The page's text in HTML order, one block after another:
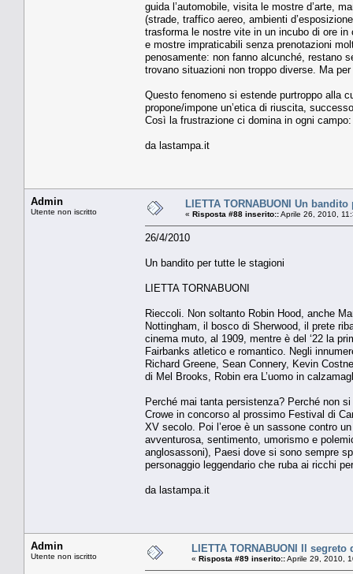
guida l’automobile, visita le mostre d’arte,
(strade, traffico aereo, ambienti
trasforma le nostre vite in un incubo di ore
e mostre impraticabili senza prenotazioni
penosamente: non fanno alcunché, restano
trovano situazioni non troppo diverse. Ma
Questo fenomeno si estende purtroppo alla
propone/impone un’etica di riuscita,
Così la frustrazione ci domina in ogni
da lastampa.it
Admin
Utente non iscritto
LIETTA TORNABUONI Un
« Risposta #88 inserito::Aprile 26, 2010,
26/4/2010
Un bandito per tutte le stagioni
LIETTA TORNABUONI
Rieccoli. Non soltanto Robin Hood, anche
Nottingham, il bosco di Sherwood, il prete
cinema muto, al 1909, mentre è del ‘22 la
Fairbanks atletico e romantico. Negli
Richard Greene, Sean Connery, Kevin
di Mel Brooks, Robin era L’uomo in
Perché mai tanta persistenza? Perché non
Crowe in concorso al prossimo Festival di
XV secolo. Poi l’eroe è un sassone contro
avventurosa, sentimento, umorismo e
anglosassoni), Paesi dove si sono sempre
personaggio leggendario che ruba ai ricchi
da lastampa.it
Admin
Utente non iscritto
LIETTA TORNABUONI Il segreto
« Risposta #89 inserito::Aprile 29, 2010,